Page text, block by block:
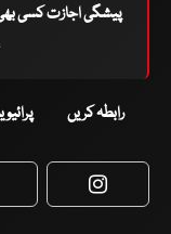
پیشگی اجازت کسی
رابطہ کریں